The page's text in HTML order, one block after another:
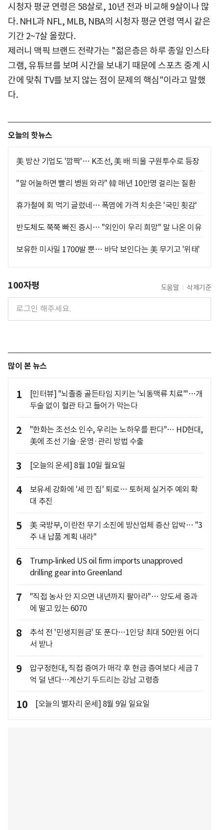
시청자 평균 연령은 58살로, 10년 전과 비교해 9살이나 많
다. NHL과 NFL, MLB, NBA의 시청자 평균 연령 역시 같은
기간 2~7살 올랐다.
제러니 맥픽 브랜드 전략가는 "젊은층은 하루 종일 인스타
그램, 유튜브를 보며 시간을 보내기 때문에 스포츠 중계 시
간에 맞춰 TV를 보지 않는 점이 문제의 핵심"이라고 말했
다.
오늘의 핫뉴스
美 방산 기업도 '깜짝'… K조선, 美 배 띄울 구원투수로 등장
"말 어눌하면 빨리 병원 와라" 韓 매년 10만명 걸리는 질환
휴가철에 회 먹기 글렀네… 폭염에 가격 치솟은 '국민 횟감'
반도체도 쭉쭉 빠진 증시… "외인이 우리 희망" 말 나온 이유
보유한 미사일 1700발 뿐… 바닥 보인다는 美 무기고 '위태'
100자평 도움말 삭제기준
많이 본 뉴스
1
[인터뷰] "뇌졸중 골든타임 지키는 '뇌동맥류 치료'"…개
두술 없이 혈관 타고 들어가 막는다
2
"한화는 조선소 인수, 우리는 노하우를 판다"… HD현대,
美에 조선 기술·운영·관리 방법 수출
3 [오늘의 운세] 8월 10일 월요일
4
보유세 강화에 '세 낀 집' 퇴로… 토허제 실거주 예외 확
대 추진
5
美 국방부, 이란전 무기 소진에 방산업체 증산 압박… "3
주 내 납품 계획 내라"
6
Trump-linked US oil firm imports unapproved
drilling gear into Greenland
7
"직접 농사 안 지으면 내년까지 팔아라"… 양도세 중과
에 떨고 있는 6070
8
추석 전 '민생지원금' 또 푼다…1인당 최대 50만원 어디
서 받나
9
압구정현대, 직접 증여가 매각 후 현금 증여보다 세금 7
억 덜 낸다…계산기 두드리는 강남 고령층
10 [오늘의 별자리 운세] 8월 9일 일요일